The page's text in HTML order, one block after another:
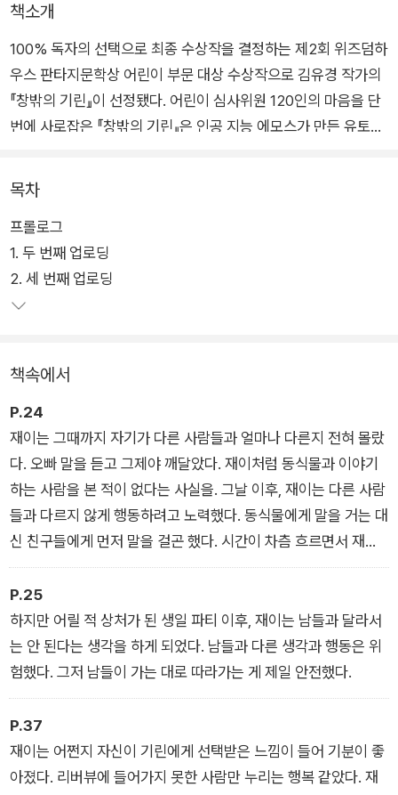
책소개
100% 독자의 선택으로 최종 수상작을 결정하는 제2회 위즈덤하
우스 판타지문학상 어린이 부문 대상 수상작으로 김유경 작가의
『창밖의 기린』이 선정됐다. 어린이 심사위원 120인의 마음을 단
번에 사로잡은 『창밖의 기린』은 인공 지능 에모스가 만든 유토피
의 이야기를 그린다. 재이가 가족과 떨어져 혼자 살면서 처음으로
겪게 되는 외로움과 불안, 그리고 다정한 돌봄과 진정한 자유가
탐정물을 방불케 하는 긴장감 있는 서사로 흥미롭게 펼쳐진다.
『창밖의 기린』은 인공 지능 에모스가 만든 유토피아 ‘리버뷰’에
가족과 함께 입주하지 못하고 혼자 남은 소녀 재이의 이야기이다.
별한 능력을 없애고 남들과 똑같아져 리버뷰에 들어가려고 준비
한다. 그러던 어느 날, 숲속에서 친구 소라를 만나게 되면서 재이
의 마음은 흔들리기 시작한다. 반려동물과 모진 이별을 하고서라
도 리버뷰로 떠나려는 재이에게, 소라는 반려동물 때문에 가족과
떨어져 혼자 살기를 선택했다는 이야기를 들려준다. 재이는 그런
소라가 무척 낯설지만, 소라가 왜 그런 선택을 했는지 알고 싶어
한다.
목차
프롤로그
1. 두 번째 업로딩
2. 세 번째 업로딩
책속에서
P.24
재이는 그때까지 자기가 다른 사람들과 얼마나 다른지 전혀 몰랐
다. 오빠 말을 듣고 그제야 깨달았다. 재이처럼 동식물과 이야기
하는 사람을 본 적이 없다는 사실을. 그날 이후, 재이는 다른 사람
들과 다르지 않게 행동하려고 노력했다. 동식물에게 말을 거는 대
신 친구들에게 먼저 말을 걸곤 했다. 시간이 차츰 흐르면서 재이
에게도 하나둘 친구들이 생겼고, 다음 해 생일 파티는 친구 서너
명과 함께할 수 있었다.
P.25
하지만 어릴 적 상처가 된 생일 파티 이후, 재이는 남들과 달라서
는 안 된다는 생각을 하게 되었다. 남들과 다른 생각과 행동은 위
험했다. 그저 남들이 가는 대로 따라가는 게 제일 안전했다.
P.37
재이는 어쩐지 자신이 기린에게 선택받은 느낌이 들어 기분이 좋
아졌다. 리버뷰에 들어가지 못한 사람만 누리는 행복 같았다. 재